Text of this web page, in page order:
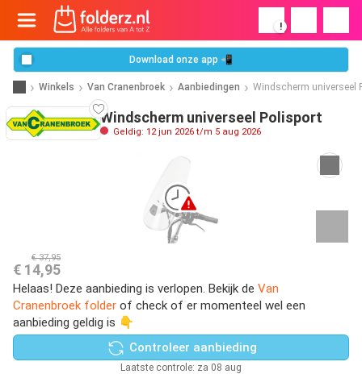
!
Download onze app 📲
Winkels Van Cranenbroek Aanbiedingen Windscherm universeel
Windscherm universeel Polisport
Geldig: 12 jun 2026 t/m 5 aug 2026
€ 37,95
€ 14,95
Helaas! Deze aanbieding is verlopen. Bekijk de Van
Cranenbroek folder of check of er momenteel wel een
aanbieding geldig is 👇
Controleer aanbieding
Laatste controle: za 08 aug